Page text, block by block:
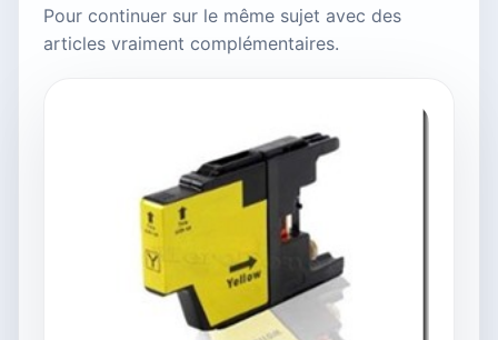
Pour continuer sur le même sujet avec des
articles vraiment complémentaires.